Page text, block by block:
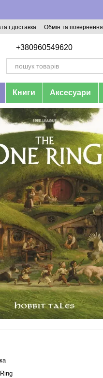
і доставка Обмін та повернення
+380960549620
Книги Аксесуари